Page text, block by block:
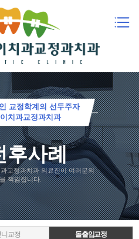
교정학계의 선두주자
치과교정과치과
후사례
교정과치과 의료진이 여러분의
책임집니다.
니교정
돌출입교정